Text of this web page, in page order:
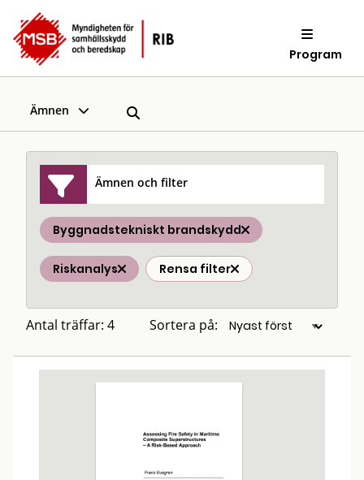
Program
Ämnen
Ämnen och filter
Byggnadstekniskt brandskydd
Riskanalys Rensa filter
Antal träffar: 4 Sortera på: